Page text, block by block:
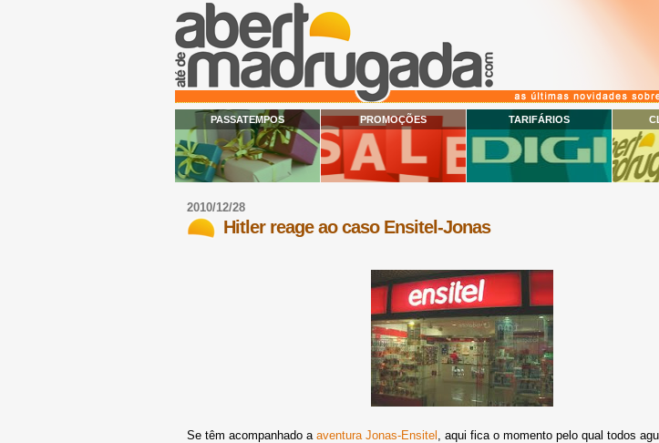
PASSATEMPOS PROMOÇÕES TARIFÁRIOS
2010/12/28
Hitler reage ao caso Ensitel-Jonas
Se têm acompanhado a aventura Jonas-Ensitel , aqui fica o momento pelo qual todos